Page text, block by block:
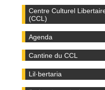
Centre Culturel
(CCL)
Agenda
Cantine du CCL
Lil·bertaria